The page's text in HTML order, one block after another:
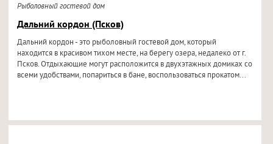
Рыболовный гостевой дом
Дальний кордон (Псков)
Дальний кордон - это рыболовный гостевой дом, который
находится в красивом тихом месте, на берегу озера, недалеко от г.
Псков. Отдыхающие могут расположится в двухэтажных домиках со
всеми удобствами, попариться в бане, воспользоваться прокатом...